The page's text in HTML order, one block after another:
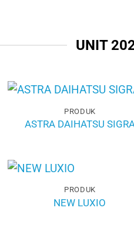
UNIT
PRODUK
ASTRA DAIHATSU
PRODUK
NEW LUXIO